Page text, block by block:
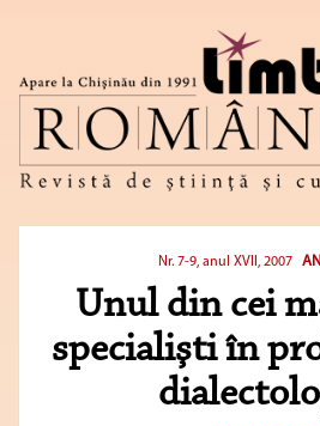
Nr. 7-9, anul XVII, 2007
Unul din cei
specialişti în